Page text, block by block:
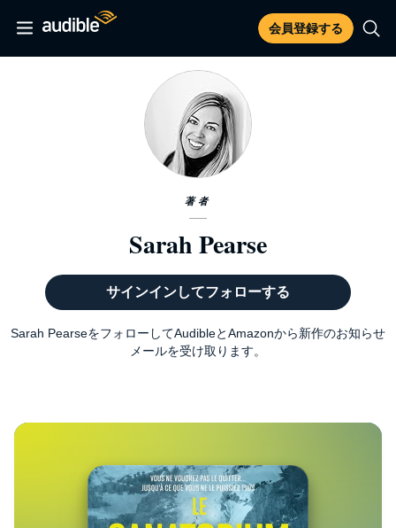
会員登録する
著者
Sarah Pearse
サインインしてフォローする
Sarah PearseをフォローしてAudibleとAmazonから新作のお知らせ
メールを受け取ります。